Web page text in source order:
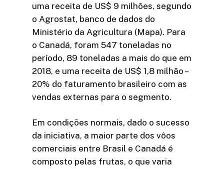
uma receita de US$ 9 milhões, segundo
o Agrostat, banco de dados do
Ministério da Agricultura (Mapa). Para
o Canadá, foram 547 toneladas no
período, 89 toneladas a mais do que em
2018, e uma receita de US$ 1,8 milhão –
20% do faturamento brasileiro com as
vendas externas para o segmento.
Em condições normais, dado o sucesso
da iniciativa, a maior parte dos vôos
comerciais entre Brasil e Canadá é
composto pelas frutas, o que varia